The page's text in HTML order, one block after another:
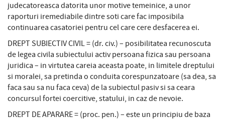
judecatoreasca datorita unor motive temeinice, a unor
raporturi iremediabile dintre soti care fac imposibila
continuarea casatoriei pentru cel care cere desfacerea ei.
DREPT SUBIECTIV CIVIL = (dr. civ.) – posibilitatea recunoscuta
de legea civila subiectului activ persoana fizica sau persoana
juridica – in virtutea careia aceasta poate, in limitele dreptului
si moralei, sa pretinda o conduita corespunzatoare (sa dea, sa
faca sau sa nu faca ceva) de la subiectul pasiv si sa ceara
concursul fortei coercitive, statului, in caz de nevoie.
DREPT DE APARARE = (proc. pen.) – este un principiu de baza